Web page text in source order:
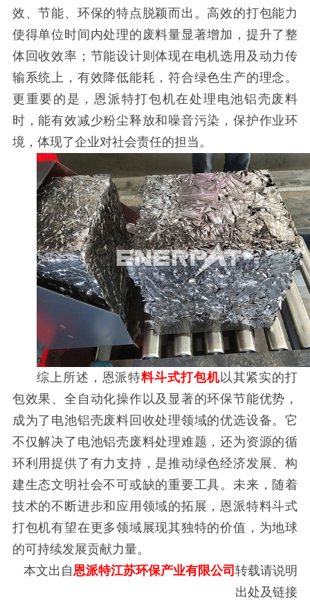
效、节能、环保的特点脱颖而出。高效的打包能力
使得单位时间内处理的废料量显著增加，提升了整
体回收效率；节能设计则体现在电机选用及动力传
输系统上，有效降低能耗，符合绿色生产的理念。
更重要的是，恩派特打包机在处理电池铝壳废料
时，能有效减少粉尘释放和噪音污染，保护作业环
境，体现了企业对社会责任的担当。
综上所述，恩派特料斗式打包机以其紧实的打
包效果、全自动化操作以及显著的环保节能优势，
成为了电池铝壳废料回收处理领域的优选设备。它
不仅解决了电池铝壳废料处理难题，还为资源的循
环利用提供了有力支持，是推动绿色经济发展、构
建生态文明社会不可或缺的重要工具。未来，随着
技术的不断进步和应用领域的拓展，恩派特料斗式
打包机有望在更多领域展现其独特的价值，为地球
的可持续发展贡献力量。
本文出自恩派特江苏环保产业有限公司转载请说明
出处及链接